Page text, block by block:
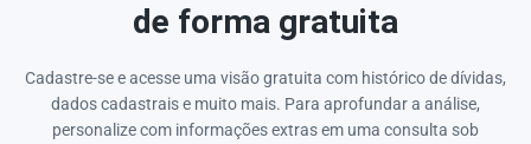
de forma gratuita
Cadastre-se e acesse uma visão gratuita com histórico de dívidas,
dados cadastrais e muito mais. Para aprofundar a análise,
personalize com informações extras em uma consulta sob